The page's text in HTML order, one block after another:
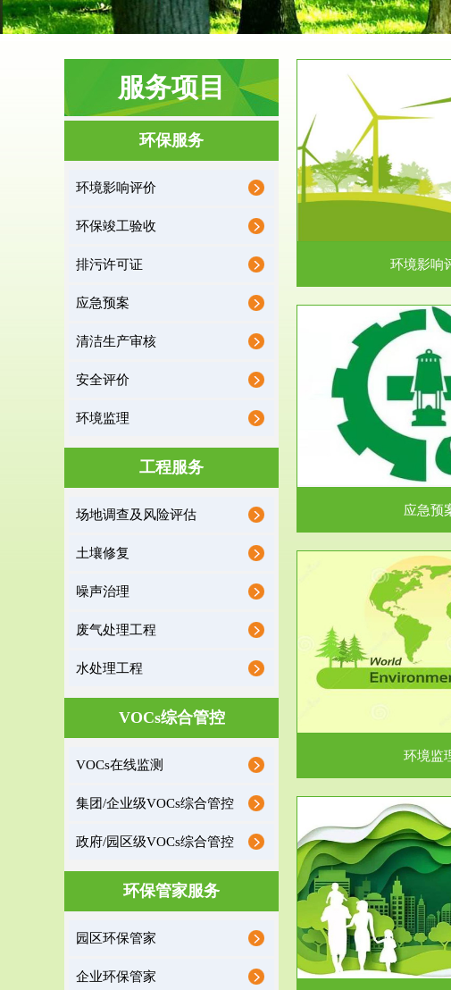
服务项目
环保服务
环境影响评价
环保竣工验收
排污许可证
应急预案
清洁生产审核
安全评价
环境监理
工程服务
场地调查及风险评估
土壤修复
噪声治理
废气处理工程
水处理工程
VOCs综合管控
VOCs在线监测
集团/企业级VOCs综合管控
政府/园区级VOCs综合管控
环保管家服务
园区环保管家
企业环保管家
服务范围
环境影响评价
据《中华人民共和国环境保护法》第十九条 编制
有关开发利用规划，建...
环境影响
服
环保竣
根据《建设项目环境保
制环境影
业事业单位应当按照...
应急预
服
清洁
根据《中华人民共和国
洁生产审核
收监管的重要辅助...
环境监
服
VOCs
根据《重点区域大气污
机废气
政府/园区级VOCs综合管控服务
根据《石化行业挥发性有机物综合整治方案》文
服
场地调查
受政府或企业委托，对
地利用方式